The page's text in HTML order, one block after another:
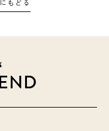
もどる